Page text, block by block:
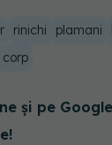
rinichi plamani
corp
și pe